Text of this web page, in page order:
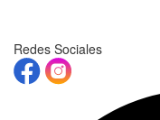
Redes Sociales